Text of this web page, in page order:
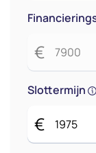
€
Slottermijn
€